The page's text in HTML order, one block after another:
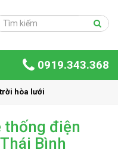
0919.343.368
hòa lưới
thống điện
Bình